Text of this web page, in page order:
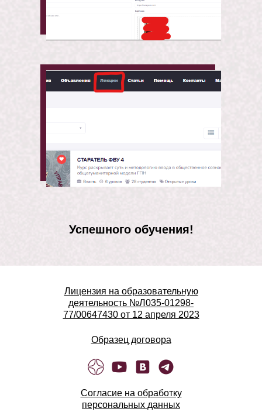
Успешного обучения!
Лицензия на образовательную
деятельность №Л035-01298-
77/00647430 от 12 апреля 2023
Образец договора
Согласие на обработку
персональных данных